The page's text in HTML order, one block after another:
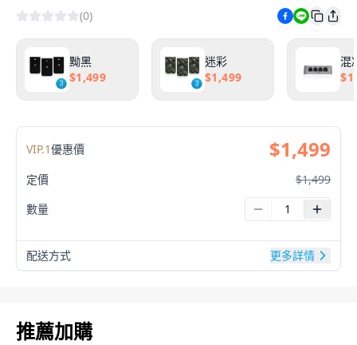
(0)
黝黑
$1,499
迷彩
$1,499
混
$
VIP.1優惠價 $1,499
定價 $1,499
數量
配送方式 更多詳情
推薦加購